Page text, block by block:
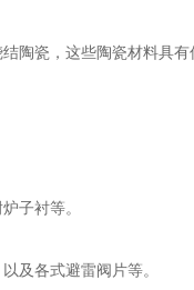
陶瓷，这些陶瓷材料具
子衬等。
及各式避雷阀片等。